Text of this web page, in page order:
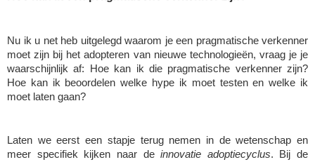
Sven Bosschem
Thomas Kurevic
Thomas Riis
William Rezette
Nu ik u net heb uitgelegd waarom je een pragmatische verkenner
moet zijn bij het adopteren van nieuwe technologieën, vraag je je
waarschijnlijk af: Hoe kan ik die pragmatische verkenner zijn?
Hoe kan ik beoordelen welke hype ik moet testen en welke ik
moet laten gaan?
Laten we eerst een stapje terug nemen in de wetenschap en
meer specifiek kijken naar de innovatie adoptiecyclus. Bij de